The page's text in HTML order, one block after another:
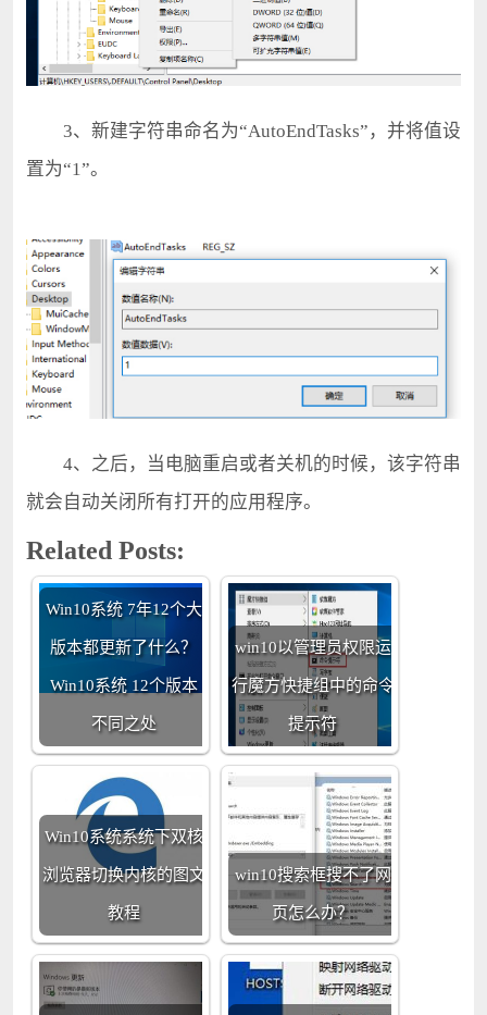
3、新建字符串命名为“AutoEndTasks”，并将值设
置为“1”。
4、之后，当电脑重启或者关机的时候，该字符串
就会自动关闭所有打开的应用程序。
Related Posts:
Win10系统 7年12个大
版本都更新了什么？
Win10系统 12个版本
不同之处
win10以管理员权限运
行魔方快捷组中的命令
提示符
Win10系统系统下双核
浏览器切换内核的图文
教程
win10搜索框搜不了网
页怎么办？